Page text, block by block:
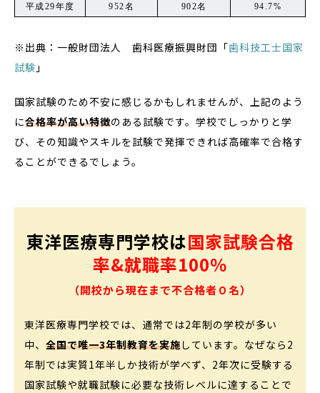
平成29年度
952名 902名 94.7%
※出典：一般財団法人 歯科医療振興財団「歯科技工士国家
試験 」
国家試験のため不安に感じるかもしれませんが、上記のよう
に合格率が高い特徴のある試験です。学校でしっかりと学
び、その知識やスキルを試験で発揮できれば高確率で合格す
ることができるでしょう。
東洋医療専門学校は国家試験合格
率&就職率100％
（開校から現在まで不合格者０名）
東洋医療専門学校では、通常では2年制の学校が多い
中、 全国で唯一3年制教育を実施しています。なぜなら2
年制では実質1年半しか技術が学べず、2年次に受験する
国家試験や就職試験に必要な技術レベルに達することで